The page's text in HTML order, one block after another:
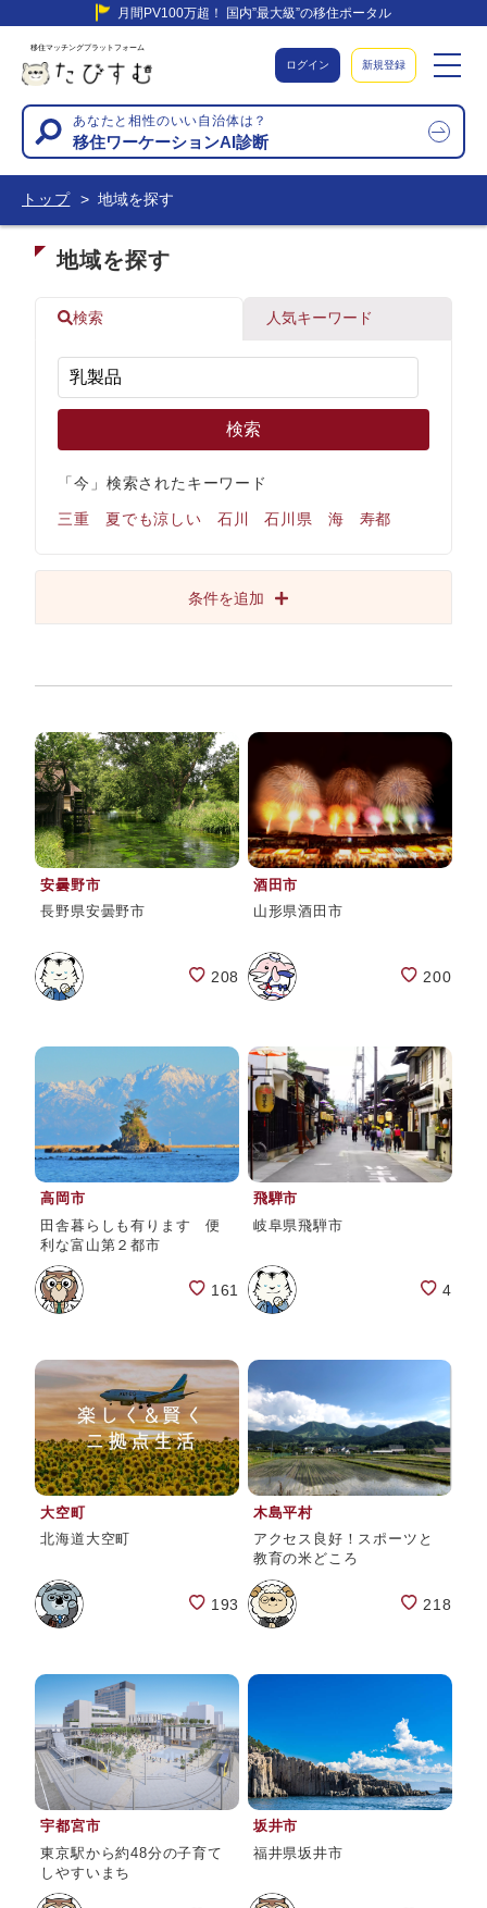
月間PV100万超！ 国内”最大級”の移住ポータル
移住マッチングプラットフォーム
ログイン 新規登録
あなたと相性のいい自治体は？
移住ワーケーションAI診断
トップ 地域を探す
地域を探す
検索 人気キーワード
検索
「今」検索されたキーワード
三重 夏でも涼しい 石川 石川県 海 寿都
条件を追加
安曇野市
長野県安曇野市
208
酒田市
山形県酒田市
200
高岡市
田舎暮らしも有ります 便
利な富山第２都市
161
飛騨市
岐阜県飛騨市
4
大空町
北海道大空町
193
木島平村
アクセス良好！スポーツと
教育の米どころ
218
宇都宮市
東京駅から約48分の子育て
しやすいまち
坂井市
福井県坂井市